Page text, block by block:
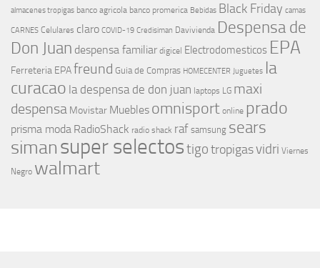
almacenes tropigas banco agricola banco promerica Bebidas Black Friday camas
CARNES Celulares claro COVID-19 Credisiman Davivienda Despensa de
Don Juan despensa familiar digicel Electrodomesticos EPA
Ferreteria EPAfreund Guia de Compras HOMECENTER Juguetes la
curacao la despensa de don juan laptops LG maxi
despensa Movistar Muebles omnisport online prado
prisma moda RadioShack radio shack raf samsung sears
simansuper selectostigotropigasvidri Viernes
Negro walmart